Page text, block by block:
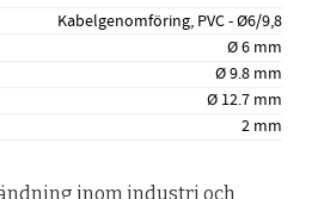
Kabelgenomföring, PVC - Ø6/9,8
Ø 6 mm
Ø 9.8 mm
Ø 12.7 mm
2 mm
inom industri och